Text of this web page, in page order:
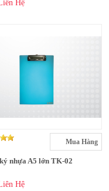
Hệ
Mua Hàng
nhựa A5 lớn TK-02
Hệ